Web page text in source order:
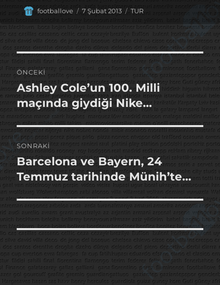
Yazar
footballove
Yayın
7 Şubat 2013 Kategoriler
TUR
Yazı
gezinmesi
ÖNCEKI
Önceki
yazı:
Ashley Cole’un 100. Milli
maçında giydiği Nike…
SONRAKI
Sonraki
yazı:
Barcelona ve Bayern, 24
Temmuz tarihinde Münih’te…